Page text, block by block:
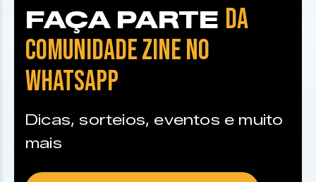
FAÇA PARTE DA
COMUNIDADE ZINE NO
WHATSAPP
Dicas, sorteios, eventos e muito
mais